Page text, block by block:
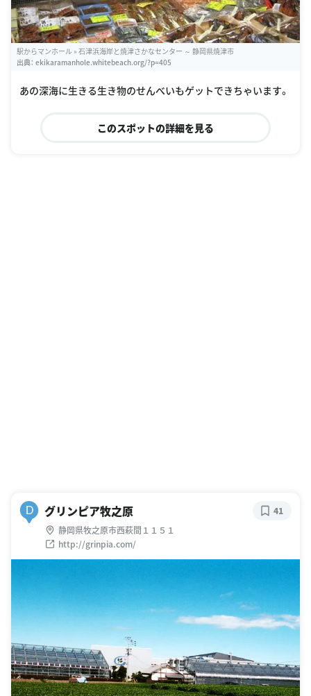
駅からマンホール » 石津浜海岸と焼津さかなセンター ～ 静岡県焼津市
出典： ekikaramanhole.whitebeach.org/?p=405
あの深海に生きる生き物のせんべいもゲットできちゃいます。
このスポットの詳細を見る
D グリンピア牧之原
静岡県牧之原市西萩間１１５１
http://grinpia.com/
41